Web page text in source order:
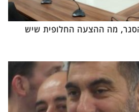
הסגר, מה ההצעה החלופית שיש